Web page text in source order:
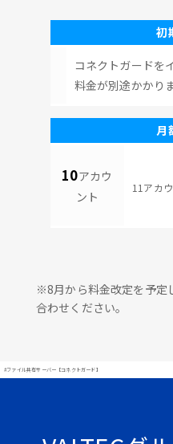
初
コネクトガードを
料金が別途かかり
月
10アカウ
ント
11アカ
※8月から料金改定を予定
合わせください。
#ファイル共有サーバー【コネクトガード】